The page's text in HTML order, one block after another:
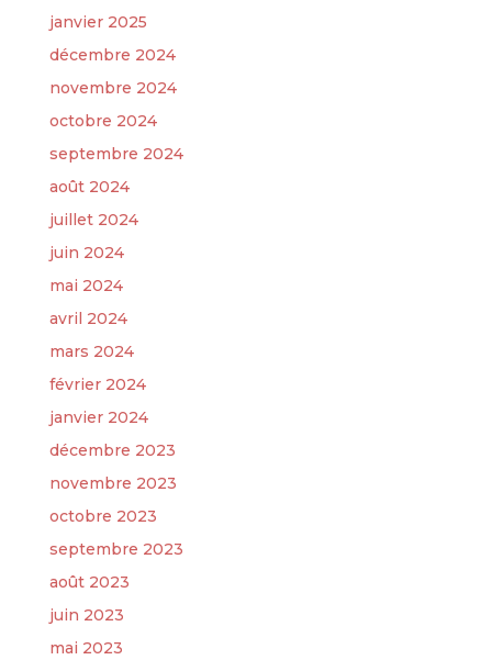
janvier 2025
décembre 2024
novembre 2024
octobre 2024
septembre 2024
août 2024
juillet 2024
juin 2024
mai 2024
avril 2024
mars 2024
février 2024
janvier 2024
décembre 2023
novembre 2023
octobre 2023
septembre 2023
août 2023
juin 2023
mai 2023